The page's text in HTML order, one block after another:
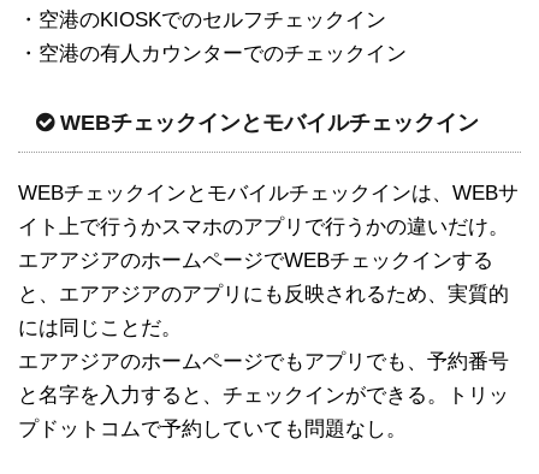
・空港のKIOSKでのセルフチェックイン
・空港の有人カウンターでのチェックイン
WEBチェックインとモバイルチェックイン
WEBチェックインとモバイルチェックインは、WEBサ
イト上で行うかスマホのアプリで行うかの違いだけ。
エアアジアのホームページでWEBチェックインする
と、エアアジアのアプリにも反映されるため、実質的
には同じことだ。
エアアジアのホームページでもアプリでも、予約番号
と名字を入力すると、チェックインができる。トリッ
プドットコムで予約していても問題なし。